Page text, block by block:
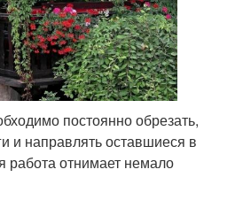
постоянно обрезать,
и направлять оставшиеся в
работа отнимает немало